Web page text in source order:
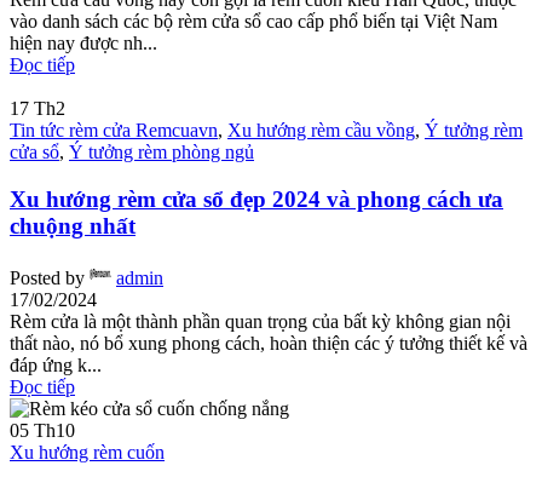
vào danh sách các bộ rèm cửa sổ cao cấp phổ biến tại Việt Nam
hiện nay được nh...
Đọc tiếp
17 Th2
Tin tức rèm cửa Remcuavn, Xu hướng rèm cầu vồng, Ý tưởng rèm
cửa sổ, Ý tưởng rèm phòng ngủ
Xu hướng rèm cửa sổ đẹp 2024 và phong cách ưa
chuộng nhất
Posted by
admin
17/02/2024
Rèm cửa là một thành phần quan trọng của bất kỳ không gian nội
thất nào, nó bổ xung phong cách, hoàn thiện các ý tưởng thiết kế và
đáp ứng k...
Đọc tiếp
05 Th10
Xu hướng rèm cuốn